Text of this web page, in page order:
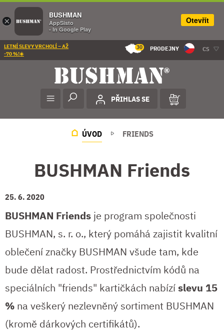
LETNÍ SLEVY VRCHOLÍ – AŽ
-70 %!☀️
30 PRODEJNY CS
PŘIHLAS SE
ÚVOD FRIENDS
BUSHMAN Friends
25. 6. 2020
BUSHMAN Friends je program společnosti
BUSHMAN, s. r. o., který pomáhá zajistit kvalitní
oblečení značky BUSHMAN všude tam, kde
bude dělat radost. Prostřednictvím kódů na
speciálních "friends" kartičkách nabízíslevu 15
% na veškerý nezlevněný sortiment BUSHMAN
(kromě dárkových certifikátů).
×
BUSHMAN
AppSisto
- In Google Play
Otevřít